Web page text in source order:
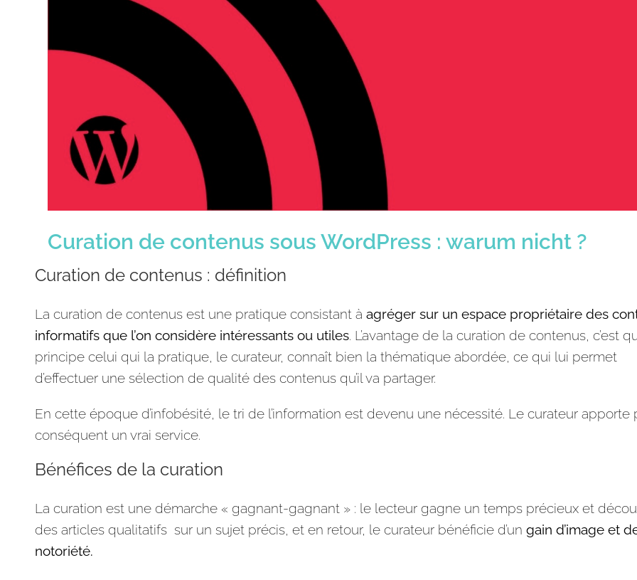
Curation de contenus sous WordPress : warum nicht ?
Curation de contenus : définition
La curation de contenus est une pratique consistant àagréger sur un espace propriétaire des
informatifs que l’on considère intéressants ou utiles. L’avantage de la curation de contenus, c’est
principe celui qui la pratique, le curateur, connaît bien la thématique abordée, ce qui lui permet
d’effectuer une sélection de qualité des contenus qu’il va partager.
En cette époque d’infobésité, le tri de l’information est devenu une nécessité. Le curateur apporte
conséquent un vrai service.
Bénéfices de la curation
La curation est une démarche « gagnant-gagnant » : le lecteur gagne un temps précieux et
des articles qualitatifs sur un sujet précis, et en retour, le curateur bénéficie d’ungain d’image et
notoriété.